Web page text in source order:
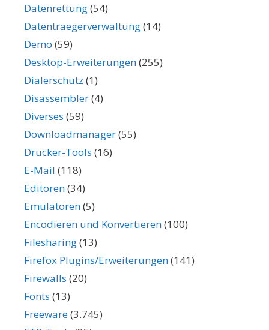
Datenrettung(54)
Datentraegerverwaltung(14)
Demo (59)
Desktop-Erweiterungen(255)
Dialerschutz (1)
Disassembler(4)
Diverses (59)
Downloadmanager(55)
Drucker-Tools (16)
E-Mail (118)
Editoren(34)
Emulatoren(5)
Encodieren und Konvertieren(100)
Filesharing(13)
Firefox Plugins/Erweiterungen(141)
Firewalls (20)
Fonts (13)
Freeware(3.745)